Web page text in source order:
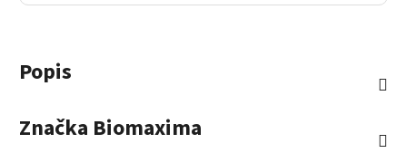
Popis
Značka Biomaxima